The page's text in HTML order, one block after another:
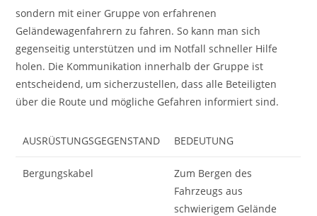
sondern mit einer Gruppe von erfahrenen
Geländewagenfahrern zu fahren. So kann man sich
gegenseitig unterstützen und im Notfall schneller Hilfe
holen. Die Kommunikation innerhalb der Gruppe ist
entscheidend, um sicherzustellen, dass alle Beteiligten
über die Route und mögliche Gefahren informiert sind.
AUSRÜSTUNGSGEGENSTAND BEDEUTUNG
Bergungskabel
Zum Bergen des
Fahrzeugs aus
schwierigem Gelände